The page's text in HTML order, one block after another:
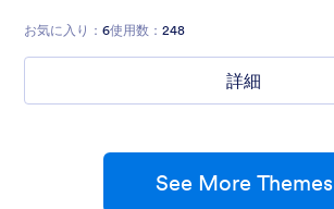
お気に入り： 6使用数： 248
詳細
See More Themes